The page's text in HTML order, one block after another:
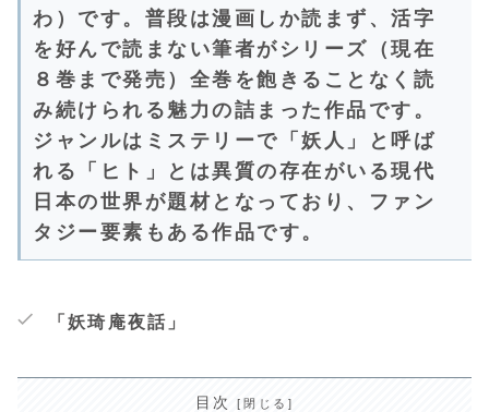
わ）です。普段は漫画しか読まず、活字
を好んで読まない筆者がシリーズ（現在
８巻まで発売）全巻を飽きることなく読
み続けられる魅力の詰まった作品です。
ジャンルはミステリーで「妖人」と呼ば
れる「ヒト」とは異質の存在がいる現代
日本の世界が題材となっており、ファン
タジー要素もある作品です。
「妖琦庵夜話」
目次